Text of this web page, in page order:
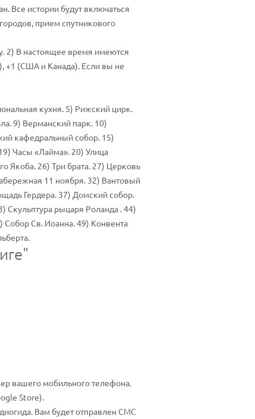
Все истории будут включаться
прием спутникового
2) В настоящее время имеются
+1 (США и Канада). Если вы не
кухня. 5) Рижский цирк.
9) Верманский парк. 10)
кафедральный собор. 15)
Часы «Лайма». 20) Улица
Якоба. 26) Три брата. 27) Церковь
11 ноября. 32) Вантовый
Гердера. 37) Домский собор.
рыцаря Роланда . 44)
Св. Иоанна. 49) Конвента
вашего мобильного телефона.
Store).
Вам будет отправлен СМС